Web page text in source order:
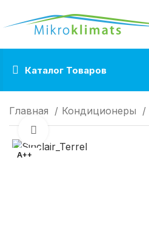
Каталог Товаров
Главная Кондиционеры
A++